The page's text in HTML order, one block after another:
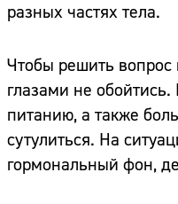
разных частях тела.
Чтобы решить
глазами не
питанию, а также
сутулиться. На
гормональный фон,